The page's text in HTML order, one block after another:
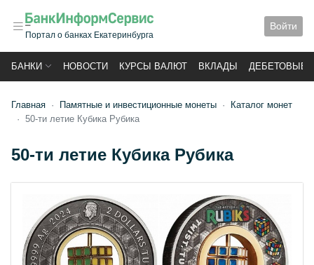
Портал о банках Екатеринбурга
Войти
БАНКИ НОВОСТИ КУРСЫ ВАЛЮТ ВКЛАДЫ ДЕБЕТОВЫЕ
Главная Памятные и инвестиционные монеты
Каталог монет
50-ти летие Кубика Рубика
50-ти летие Кубика Рубика